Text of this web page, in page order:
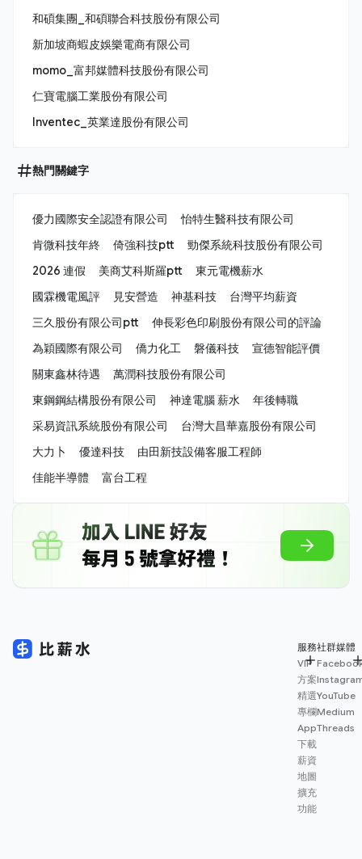
和碩集團_和碩聯合科技股份有限公司
新加坡商蝦皮娛樂電商有限公司
momo_富邦媒體科技股份有限公司
仁寶電腦工業股份有限公司
Inventec_英業達股份有限公司
熱門關鍵字
優力國際安全認證有限公司
怡特生醫科技有限公司
肯微科技年終
倚強科技ptt
勁傑系統科技股份有限公司
2026 連假
美商艾科斯羅ptt
東元電機薪水
國霖機電風評
見安營造 神基科技
台灣平均薪資
三久股份有限公司ptt
伸長彩色印刷股份有限公司的評論
為穎國際有限公司
僑力化工 磐儀科技
宣德智能評價
關東鑫林待遇
萬潤科技股份有限公司
東鋼鋼結構股份有限公司
神達電腦 薪水
年後轉職
采易資訊系統股份有限公司
台灣大昌華嘉股份有限公司
大力卜
優達科技
由田新技設備客服工程師
佳能半導體
富台工程
服務
VIP
方案
精選
專欄
App
下載
薪資
地圖
擴充
功能
社群媒體
YouTube
Medium
Threads